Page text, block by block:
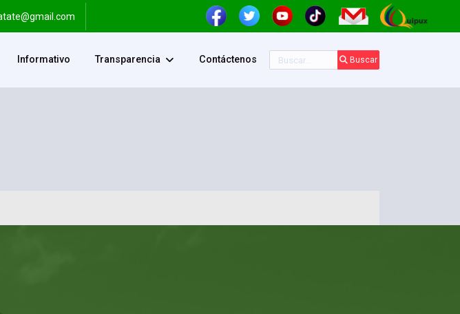
Informativo Transparencia Contáctenos Buscar Buscar